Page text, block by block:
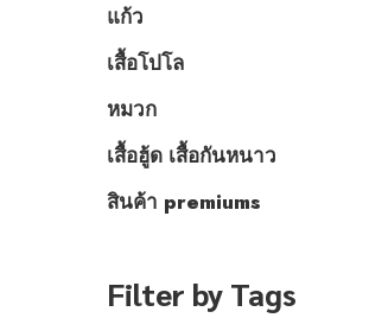
แก้ว
เสื้อโปโล
หมวก
เสื้อฮู้ด เสื้อกันหนาว
สินค้า premiums
Filter by Tags